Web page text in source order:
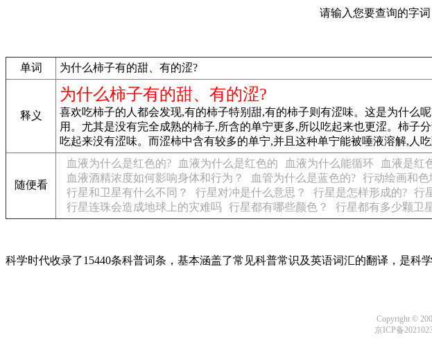
请输入您要查询的字词
单词 为什么柿子有的甜、有的涩?
释义
为什么柿子有的甜、有的涩?
喜欢吃柿子的人都会发现,有的柿子特别甜,有的柿子则有涩味。这是为什么
用。尤其是没有完全成熟的柿子,所含的单宁更多,所以吃起来也更涩。柿子
吃起来没有涩味。而涩柿中含有较多的单宁,并且这种单宁能被唾液溶解,人
随便看
血液为什么是红色的? 血液为什么是红色的 血液为什么能循环 血液是红
血液酒精浓度如何影响身体和行为？
血管为什么是蓝色的? 行动绘画和色
行星和卫星有什么不同？
行星对冲是什么意思？ 行星是怎样形成的? 行
行星连珠会造成地球上的灾难吗 行星都有哪些颜色？ 行星都有多少颗卫
科学时代收录了15440条科普词条，基本涵盖了常见科普常识及英语词汇的翻译，是科
Copyright ©
京ICP备